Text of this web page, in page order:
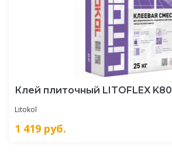
Клей плиточный LITOFLEX K80
Litokol
1 419 руб.